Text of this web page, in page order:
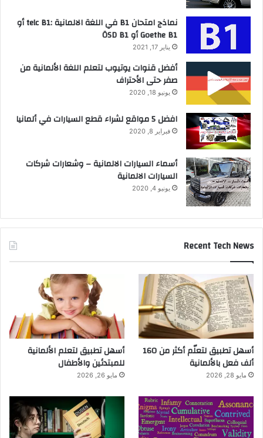
نماذج امتحان B1 في اللغة الالمانية :telc B1 أو
Goethe B1 أو ÖSD B1
يناير 17, 2021
أفضل قنوات يوتيوب لتعلم اللغة الألمانية من
صفر حتى الأحتراف
يونيو 18, 2020
افضل 5 مواقع لشراء قطع السيارات في ألمانيا
فبراير 8, 2020
أسماء السيارات الالمانية – وشعارات شركات
السيارات الالمانية
يونيو 4, 2020
Recent Tech News
أسهل تطبيق لتعلّم أكثر من 160
ألف فعل بالألمانية
مايو 28, 2026
أسهل تطبيق لتعلم الألمانية
للمبتدئين والأطفال
مايو 26, 2026